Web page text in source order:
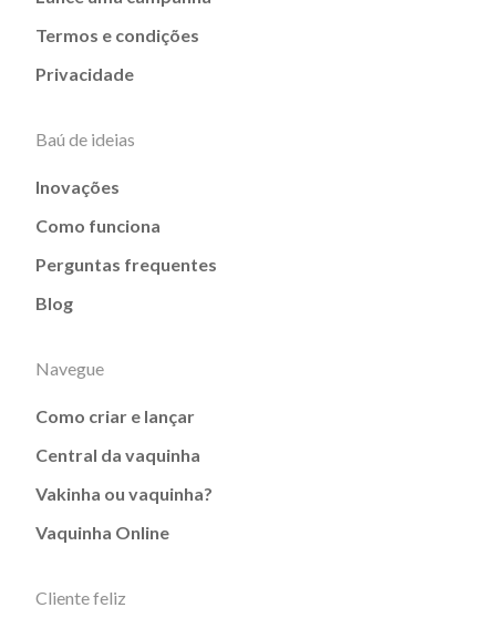
Termos e condições
Privacidade
Baú de ideias
Inovações
Como funciona
Perguntas frequentes
Blog
Navegue
Como criar e lançar
Central da vaquinha
Vakinha ou vaquinha?
Vaquinha Online
Cliente feliz